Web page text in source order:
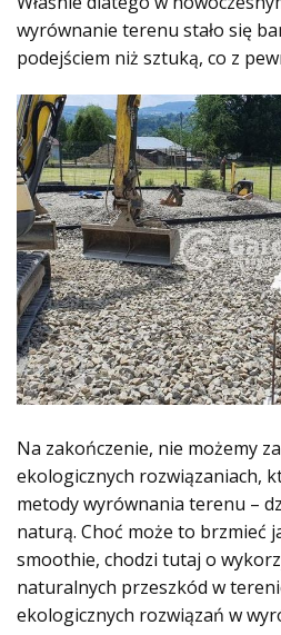
wyrównanie terenu stało się
podejściem niż sztuką, co z
Na zakończenie, nie możemy
ekologicznych rozwiązaniach,
metody wyrównania terenu –
naturą. Choć może to brzmieć
smoothie, chodzi tutaj o
naturalnych przeszkód w
ekologicznych rozwiązań w